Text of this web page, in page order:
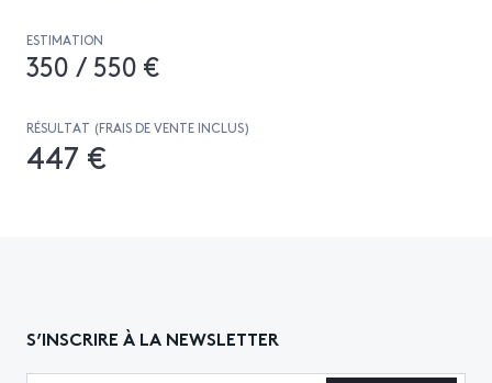
ESTIMATION
350 / 550 €
RÉSULTAT (FRAIS DE VENTE INCLUS)
447 €
S’INSCRIRE À LA NEWSLETTER